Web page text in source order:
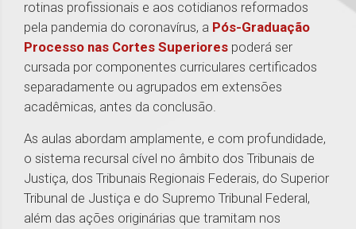
rotinas profissionais e aos cotidianos reformados
pela pandemia do coronavírus, a Pós-Graduação
Processo nas Cortes Superiores poderá ser
cursada por componentes curriculares certificados
separadamente ou agrupados em extensões
acadêmicas, antes da conclusão.
As aulas abordam amplamente, e com profundidade,
o sistema recursal cível no âmbito dos Tribunais de
Justiça, dos Tribunais Regionais Federais, do Superior
Tribunal de Justiça e do Supremo Tribunal Federal,
além das ações originárias que tramitam nos